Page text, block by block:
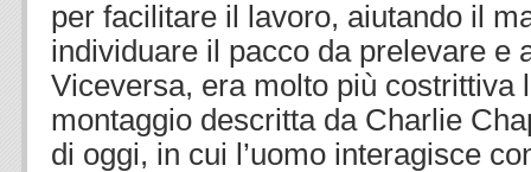
per facilitare il lavoro, aiutando il
individuare il pacco da prelevare e
Viceversa, era molto più costrittiva
montaggio descritta da Charlie
di oggi, in cui l’uomo interagisce